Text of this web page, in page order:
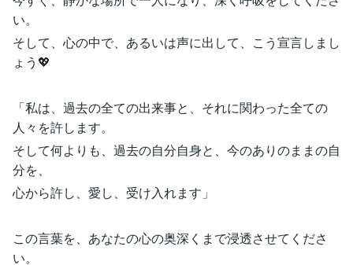
い。
そして、心の中で、あるいは声に出して、こう宣言しまし
ょう💖
「私は、過去の全ての出来事と、それに関わった全ての
人々を許します。
そして何よりも、過去の自分自身と、今のありのままの自
分を、
心から許し、愛し、受け入れます」
この言葉を、あなたの心の奥深くまで浸透させてくださ
い。